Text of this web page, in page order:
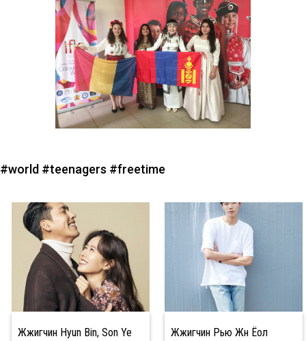
#world #teenagers #freetime
Жүжигчин Hyun Bin, Son Ye
Жүжигчин Рью Жүн Ёол